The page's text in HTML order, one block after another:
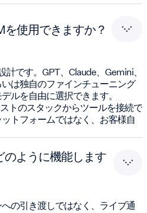
を使用できますか？
です。GPT、Claude、Gemini、
は独自のファインチューニング
ルを自由に選択できます。
トのスタックからツールを接続で
トフォームではなく、お客様自
のように機能します
の引き渡しではなく、ライブ通